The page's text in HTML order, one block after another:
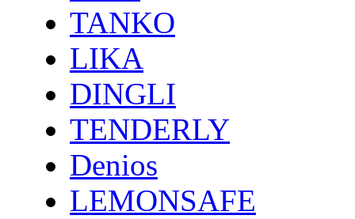
TANKO
LIKA
DINGLI
TENDERLY
Denios
LEMONSAFE